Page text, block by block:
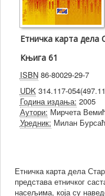
Етничка карта дела
Књига 61
ISBN86-80029-29-7
UDK314.117-
Година издања: 2005
Аутори: Мирчета
Уредник: Милан Бурсаћ
Етничка карта дела
представа етничког
насељима, која су